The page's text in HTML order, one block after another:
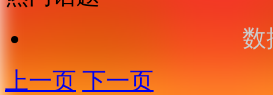
数
上一页 下一页